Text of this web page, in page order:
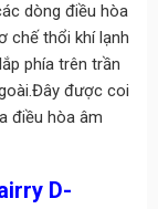
dòng điều hòa
chế thổi khí lạnh
phía trên trần
được coi
điều hòa âm
D-